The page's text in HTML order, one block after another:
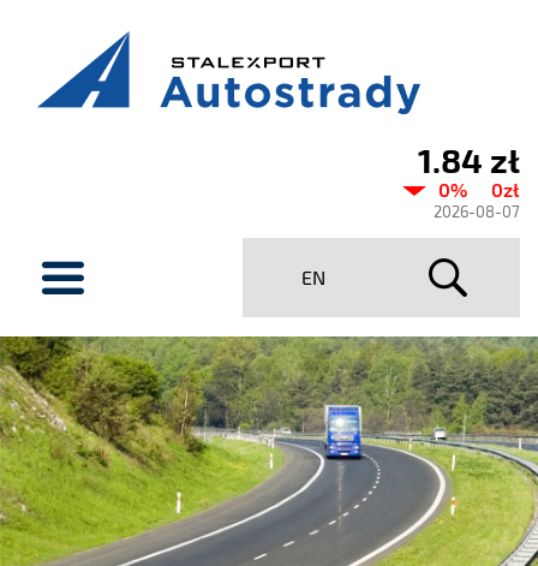
Stalexport
Autostrady
SA
1.84 zł
0% 0zł
2026-08-07
EN